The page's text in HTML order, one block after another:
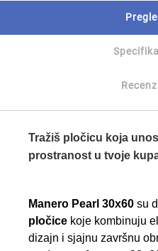
Tražiš pločicu koja
prostranost u tvoje
Manero Pearl 30x60 su
pločice koje kombinuju
dizajn i sjajnu završnu